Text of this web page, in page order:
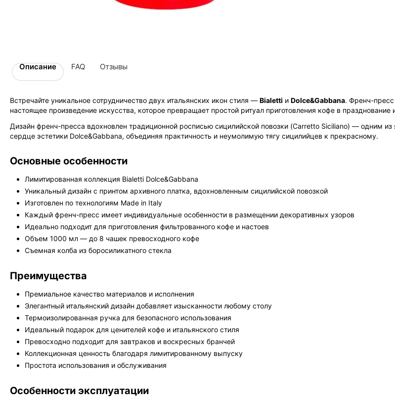
Описание FAQ Отзывы
Встречайте уникальное сотрудничество двух итальянских икон стиля — Bialetti и Dolce&Gabbana. Френч-пресс
настоящее произведение искусства, которое превращает простой ритуал приготовления кофе в празднование
Дизайн френч-пресса вдохновлен традиционной росписью сицилийской повозки (Carretto Siciliano) — одним
сердце эстетики Dolce&Gabbana, объединяя практичность и неумолимую тягу сицилийцев к прекрасному.
Основные особенности
Лимитированная коллекция Bialetti Dolce&Gabbana
Уникальный дизайн с принтом архивного платка, вдохновленным сицилийской повозкой
Изготовлен по технологиям Made in Italy
Каждый френч-пресс имеет индивидуальные особенности в размещении декоративных узоров
Идеально подходит для приготовления фильтрованного кофе и настоев
Объем 1000 мл — до 8 чашек превосходного кофе
Съемная колба из боросиликатного стекла
Преимущества
Премиальное качество материалов и исполнения
Элегантный итальянский дизайн добавляет изысканности любому столу
Термоизолированная ручка для безопасного использования
Идеальный подарок для ценителей кофе и итальянского стиля
Превосходно подходит для завтраков и воскресных бранчей
Коллекционная ценность благодаря лимитированному выпуску
Простота использования и обслуживания
Особенности эксплуатации